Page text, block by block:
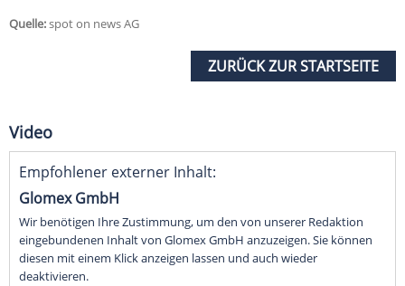
Quelle:spot on news AG
ZURÜCK ZUR STARTSEITE
Video
Empfohlener externer Inhalt:
Glomex GmbH
Wir benötigen Ihre Zustimmung, um den von unserer Redaktion
eingebundenen Inhalt von Glomex GmbH anzuzeigen. Sie können
diesen mit einem Klick anzeigen lassen und auch wieder
deaktivieren.